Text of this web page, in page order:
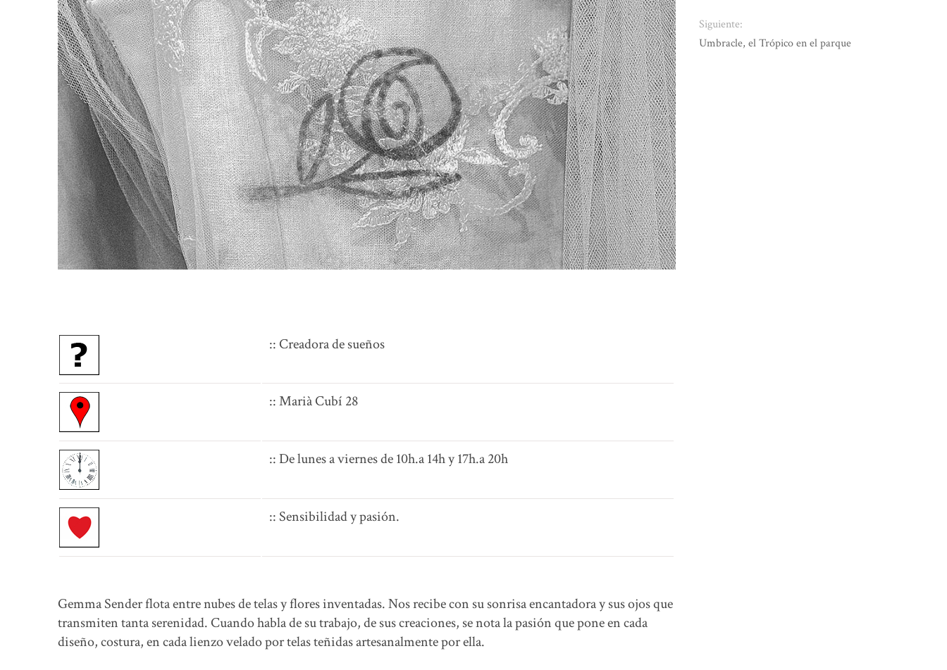
:: Creadora de sueños
:: Marià Cubí 28
:: De lunes a viernes de 10h.a 14h y 17h.a 20h
:: Sensibilidad y pasión.
Gemma Sender flota entre nubes de telas y flores inventadas. Nos recibe con su sonrisa encantadora y sus ojos que
transmiten tanta serenidad. Cuando habla de su trabajo, de sus creaciones, se nota la pasión que pone en cada
diseño, costura, en cada lienzo velado por telas teñidas artesanalmente por ella.
Siguiente:
Umbracle, el Trópico en el parque